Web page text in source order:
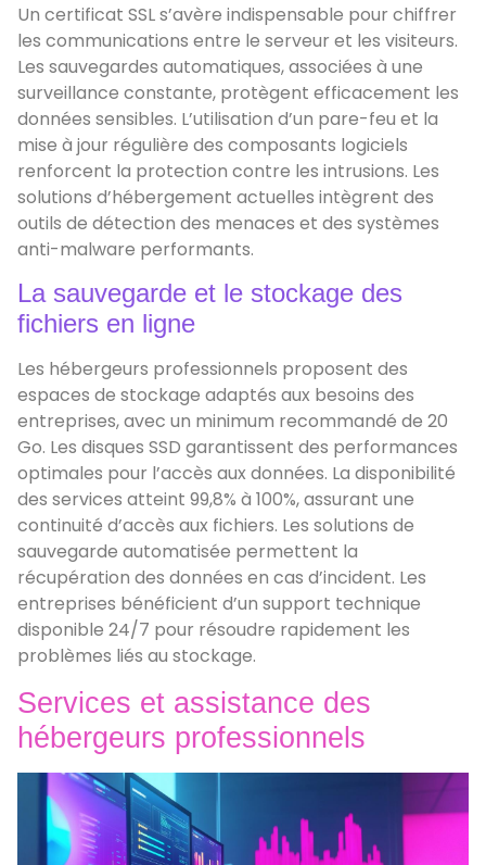
Un certificat SSL s’avère indispensable pour chiffrer
les communications entre le serveur et les visiteurs.
Les sauvegardes automatiques, associées à une
surveillance constante, protègent efficacement les
données sensibles. L’utilisation d’un pare-feu et la
mise à jour régulière des composants logiciels
renforcent la protection contre les intrusions. Les
solutions d’hébergement actuelles intègrent des
outils de détection des menaces et des systèmes
anti-malware performants.
La sauvegarde et le stockage des
fichiers en ligne
Les hébergeurs professionnels proposent des
espaces de stockage adaptés aux besoins des
entreprises, avec un minimum recommandé de 20
Go. Les disques SSD garantissent des performances
optimales pour l’accès aux données. La disponibilité
des services atteint 99,8% à 100%, assurant une
continuité d’accès aux fichiers. Les solutions de
sauvegarde automatisée permettent la
récupération des données en cas d’incident. Les
entreprises bénéficient d’un support technique
disponible 24/7 pour résoudre rapidement les
problèmes liés au stockage.
Services et assistance des
hébergeurs professionnels